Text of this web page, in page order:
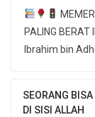
PALING
Ibrahim bin
SEORANG
DI SISI ALLAH